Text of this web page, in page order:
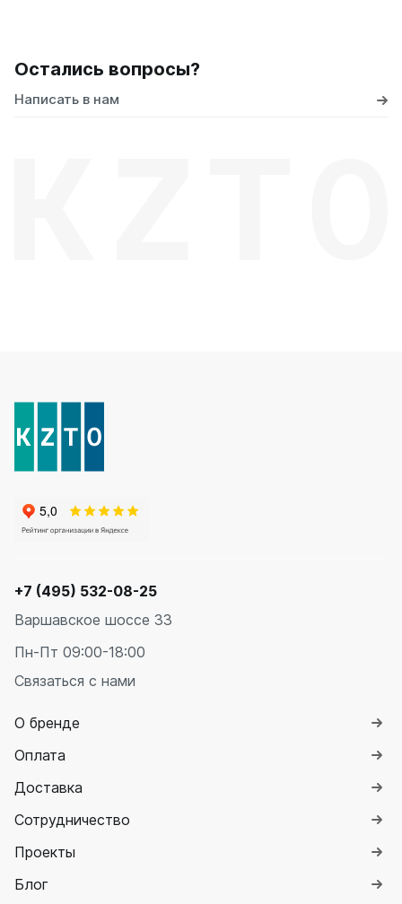
Остались вопросы?
Написать в нам
+7 (495) 532-08-25
Варшавское шоссе 33
Пн-Пт 09:00-18:00
Связаться с нами
О бренде
Оплата
Доставка
Сотрудничество
Проекты
Блог